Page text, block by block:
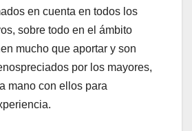
en cuenta en todos los
sobre todo en el ámbito
mucho que aportar y son
por los mayores,
mano con ellos para